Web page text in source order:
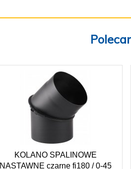
KOLANO SPALINOWE
NASTAWNE czarne fi180 / 0-45